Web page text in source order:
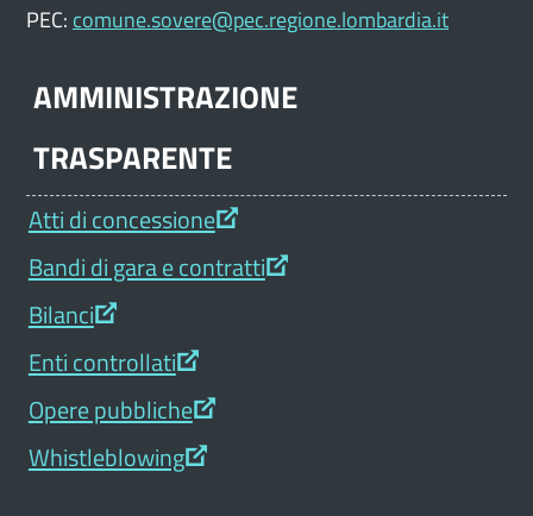
PEC: comune.sovere@pec.regione.lombardia.it
AMMINISTRAZIONE
TRASPARENTE
Atti di concessione
Bandi di gara e contratti
Bilanci
Enti controllati
Opere pubbliche
Whistleblowing